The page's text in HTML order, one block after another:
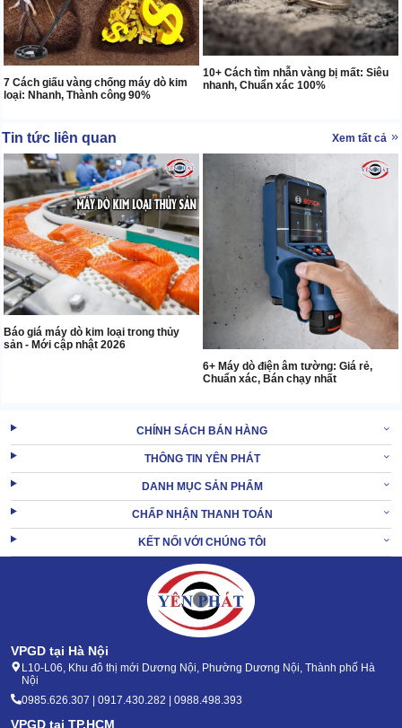
7 Cách giấu vàng chống máy dò kim
loại: Nhanh, Thành công 90%
10+ Cách tìm nhẫn vàng bị mất: Siêu
nhanh, Chuẩn xác 100%
Tin tức liên quan Xem tất cả
Báo giá máy dò kim loại trong thủy
sản - Mới cập nhật 2026
6+ Máy dò điện âm tường: Giá rẻ,
Chuẩn xác, Bán chạy nhất
CHÍNH SÁCH BÁN HÀNG
THÔNG TIN YÊN PHÁT
DANH MỤC SẢN PHẨM
CHẤP NHẬN THANH TOÁN
KẾT NỐI VỚI CHÚNG TÔI
VPGD tại Hà Nội
L10-L06, Khu đô thị mới Dương Nội, Phường Dương Nội, Thành phố Hà
Nội
0985.626.307 | 0917.430.282 | 0988.498.393
VPGD tại TP.HCM